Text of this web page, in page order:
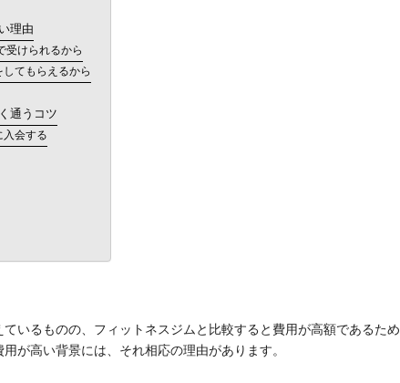
理由
受けられるから
してもらえるから
通うコツ
入会する
いるものの、フィットネスジムと比較すると費用が高額であるた
が高い背景には、それ相応の理由があります。